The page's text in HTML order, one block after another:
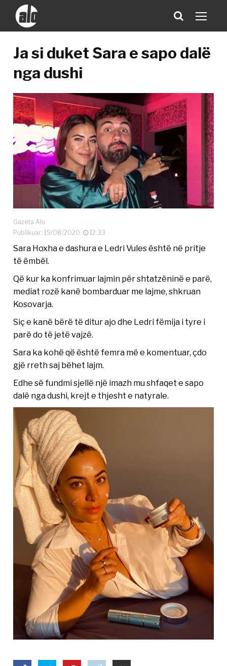
Ja si duket Sara e sapo dalë
nga dushi
Gazeta Alo
Publikuar: 19/08/2020
12:33
Sara Hoxha e dashura e Ledri Vules është në pritje
të ëmbël.
Që kur ka konfrimuar lajmin për shtatzëninë e parë,
mediat rozë kanë bombarduar me lajme, shkruan
Kosovarja.
Siç e kanë bërë të ditur ajo dhe Ledri fëmija i tyre i
parë do të jetë vajzë.
Sara ka kohë që është femra më e komentuar, çdo
gjë rreth saj bëhet lajm.
Edhe së fundmi sjellë një imazh mu shfaqet e sapo
dalë nga dushi, krejt e thjesht e natyrale.